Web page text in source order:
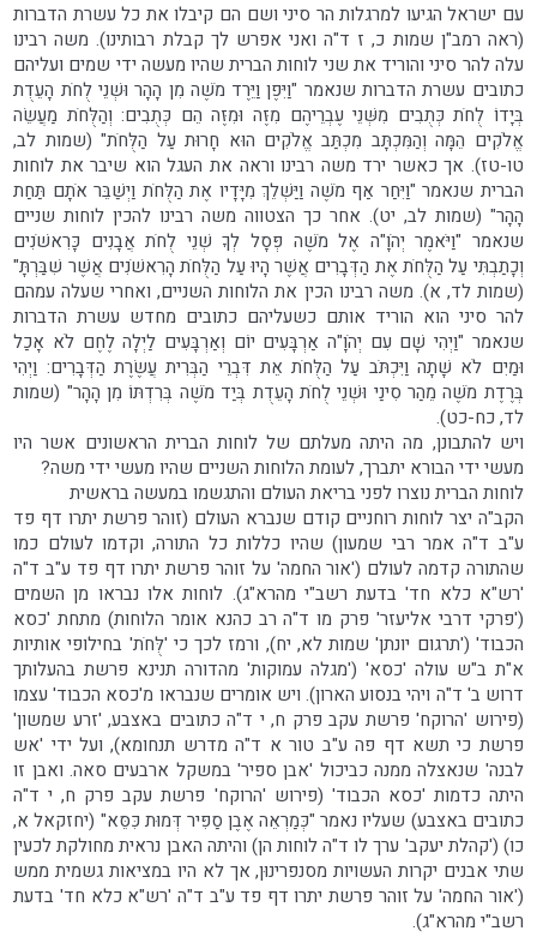
עם ישראל הגיעו למרגלות הר סיני ושם הם קיבלו את כל עשרת הדברות
(ראה רמב"ן שמות כ, ז ד"ה ואני אפרש לך קבלת רבותינו). משה רבינו
עלה להר סיני והוריד את שני לוחות הברית שהיו מעשה ידי שמים ועליהם
כתובים עשרת הדברות שנאמר "וַיִּפֶן וַיֵּרֶד מֹשֶׁה מִן הָהָר וּשְׁנֵי לֻחֹת הָעֵדֻת
בְּיָדוֹ לֻחֹת כְּתֻבִים מִשְּׁנֵי עֶבְרֵיהֶם מִזֶּה וּמִזֶּה הֵם כְּתֻבִים: וְהַלֻּחֹת מַעֲשֵׂה
אֱלֹקִים הֵמָּה וְהַמִּכְתָּב מִכְתַּב אֱלֹקִים הוּא חָרוּת עַל הַלֻּחֹת" (שמות לב,
טו-טז). אך כאשר ירד משה רבינו וראה את העגל הוא שיבר את לוחות
הברית שנאמר "וַיִּחַר אַף מֹשֶׁה וַיַּשְׁלֵךְ מִיָּדָיו אֶת הַלֻּחֹת וַיְשַׁבֵּר אֹתָם תַּחַת
הָהָר" (שמות לב, יט). אחר כך הצטווה משה רבינו להכין לוחות שניים
שנאמר "וַיֹּאמֶר יְהֹוָ"ה אֶל מֹשֶׁה פְּסָל לְךָ שְׁנֵי לֻחֹת אֲבָנִים כָּרִאשֹׁנִים
וְכָתַבְתִּי עַל הַלֻּחֹת אֶת הַדְּבָרִים אֲשֶׁר הָיוּ עַל הַלֻּחֹת הָרִאשֹׁנִים אֲשֶׁר שִׁבַּרְתָּ"
(שמות לד, א). משה רבינו הכין את הלוחות השניים, ואחרי שעלה עמהם
להר סיני הוא הוריד אותם כשעליהם כתובים מחדש עשרת הדברות
שנאמר "וַיְהִי שָׁם עִם יְהֹוָ"ה אַרְבָּעִים יוֹם וְאַרְבָּעִים לַיְלָה לֶחֶם לֹא אָכַל
וּמַיִם לֹא שָׁתָה וַיִּכְתֹּב עַל הַלֻּחֹת אֵת דִּבְרֵי הַבְּרִית עֲשֶׂרֶת הַדְּבָרִים: וַיְהִי
בְּרֶדֶת מֹשֶׁה מֵהַר סִינַי וּשְׁנֵי לֻחֹת הָעֵדֻת בְּיַד מֹשֶׁה בְּרִדְתּוֹ מִן הָהָר" (שמות
לד, כח-כט).
ויש להתבונן, מה היתה מעלתם של לוחות הברית הראשונים אשר היו
מעשי ידי הבורא יתברך, לעומת הלוחות השניים שהיו מעשי ידי משה?
לוחות הברית נוצרו לפני בריאת העולם והתגשמו במעשה בראשית
הקב"ה יצר לוחות רוחניים קודם שנברא העולם (זוהר פרשת יתרו דף פד
ע"ב ד"ה אמר רבי שמעון) שהיו כללות כל התורה, וקדמו לעולם כמו
שהתורה קדמה לעולם ('אור החמה' על זוהר פרשת יתרו דף פד ע"ב ד"ה
'רש"א כלא חד' בדעת רשב"י מהרא"ג). לוחות אלו נבראו מן השמים
('פרקי דרבי אליעזר' פרק מו ד"ה רב כהנא אומר הלוחות) מתחת 'כסא
הכבוד' ('תרגום יונתן' שמות לא, יח), ורמז לכך כי 'לֻּחֹת' בחילופי אותיות
א"ת ב"ש עולה 'כסא' ('מגלה עמוקות' מהדורה תנינא פרשת בהעלותך
דרוש ב' ד"ה ויהי בנסוע הארון). ויש אומרים שנבראו מ'כסא הכבוד' עצמו
(פירוש 'הרוקח' פרשת עקב פרק ח, י ד"ה כתובים באצבע, 'זרע שמשון'
פרשת כי תשא דף פה ע"ב טור א ד"ה מדרש תנחומא), ועל ידי 'אש
לבנה' שנאצלה ממנה כביכול 'אבן ספיר' במשקל ארבעים סאה. ואבן זו
היתה כדמות 'כסא הכבוד' (פירוש 'הרוקח' פרשת עקב פרק ח, י ד"ה
כתובים באצבע) שעליו נאמר "כְּמַרְאֵה אֶבֶן סַפִּיר דְּמוּת כִּסֵּא" (יחזקאל א,
כו) ('קהלת יעקב' ערך לו ד"ה לוחות הן) והיתה האבן נראית מחולקת לכעין
שתי אבנים יקרות העשויות מסנפרינוּן, אך לא היו במציאות גשמית ממש
('אור החמה' על זוהר פרשת יתרו דף פד ע"ב ד"ה 'רש"א כלא חד' בדעת
רשב"י מהרא"ג).